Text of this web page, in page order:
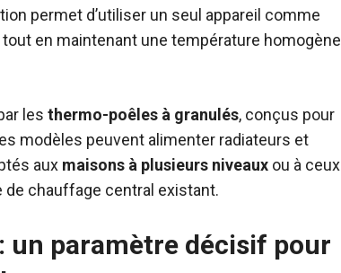
permet d’utiliser un seul appareil comme
en maintenant une température homogène
les thermo-poêles à granulés, conçus pour
modèles peuvent alimenter radiateurs et
aux maisons à plusieurs niveaux ou à ceux
chauffage central existant.
un paramètre décisif pour